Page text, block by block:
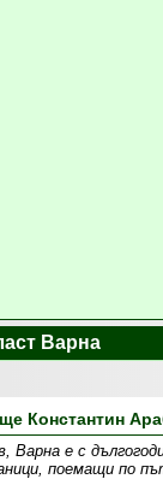
Варна
Константин
Варна е с
поемащи по